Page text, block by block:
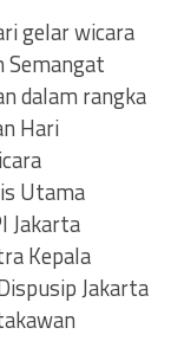
gelar wicara
Semangat
dalam rangka
Hari
Utama
Jakarta
Kepala
Jakarta